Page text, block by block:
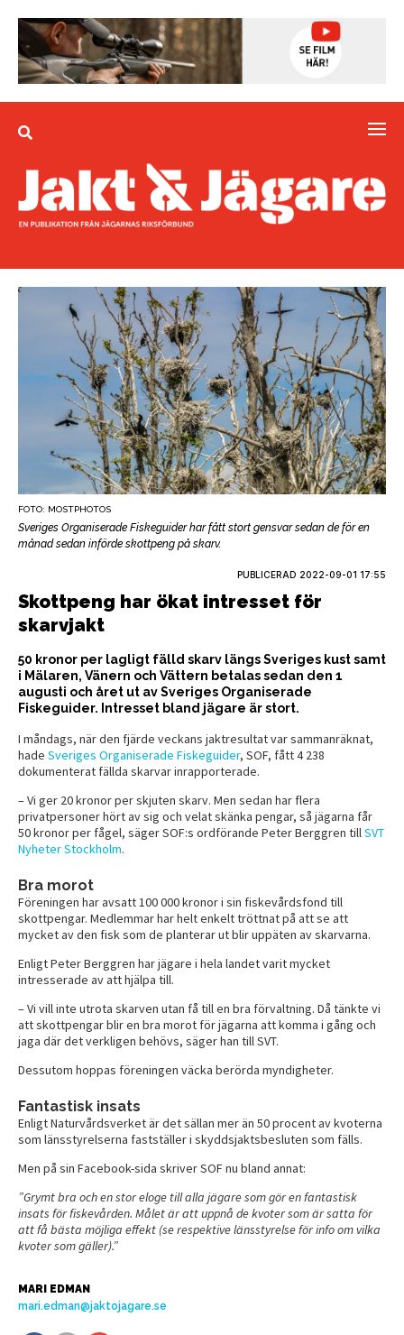
FOTO: MOSTPHOTOS
Sveriges Organiserade Fiskeguider har fått stort gensvar sedan de för en
månad sedan införde skottpeng på skarv.
PUBLICERAD 2022-09-01 17:55
Skottpeng har ökat intresset för
skarvjakt
50 kronor per lagligt fälld skarv längs Sveriges kust samt
i Mälaren, Vänern och Vättern betalas sedan den 1
augusti och året ut av Sveriges Organiserade
Fiskeguider. Intresset bland jägare är stort.
I måndags, när den fjärde veckans jaktresultat var sammanräknat,
hade Sveriges Organiserade Fiskeguider, SOF, fått 4 238
dokumenterat fällda skarvar inrapporterade.
– Vi ger 20 kronor per skjuten skarv. Men sedan har flera
privatpersoner hört av sig och velat skänka pengar, så jägarna får
50 kronor per fågel, säger SOF:s ordförande Peter Berggren tillSVT
Nyheter Stockholm.
Bra morot
Föreningen har avsatt 100 000 kronor i sin fiskevårdsfond till
skottpengar. Medlemmar har helt enkelt tröttnat på att se att
mycket av den fisk som de planterar ut blir uppäten av skarvarna.
Enligt Peter Berggren har jägare i hela landet varit mycket
intresserade av att hjälpa till.
– Vi vill inte utrota skarven utan få till en bra förvaltning. Då tänkte vi
att skottpengar blir en bra morot för jägarna att komma i gång och
jaga där det verkligen behövs, säger han till SVT.
Dessutom hoppas föreningen väcka berörda myndigheter.
Fantastisk insats
Enligt Naturvårdsverket är det sällan mer än 50 procent av kvoterna
som länsstyrelserna fastställer i skyddsjaktsbesluten som fälls.
Men på sin Facebook-sida skriver SOF nu bland annat:
”Grymt bra och en stor eloge till alla jägare som gör en fantastisk
insats för fiskevården. Målet är att uppnå de kvoter som är satta för
att få bästa möjliga effekt (se respektive länsstyrelse för info om vilka
kvoter som gäller).”
MARI EDMAN
mari.edman@jaktojagare.se